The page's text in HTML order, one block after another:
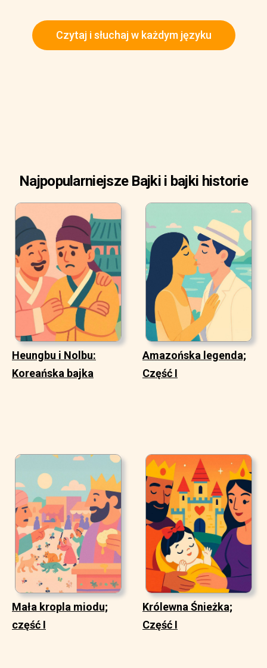
Czytaj i słuchaj w każdym języku
Najpopularniejsze Bajki i bajki historie
Heungbu i Nolbu:
Koreańska bajka
Amazońska legenda;
Część I
Mała kropla miodu;
część I
Królewna Śnieżka;
Część I